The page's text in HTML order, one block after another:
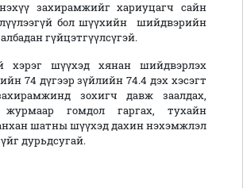
захирамжийг хариуцагч сайн
бол шүүхийн шийдвэрийн
гүйцэтгүүлсүгэй.
хэрэг шүүхэд хянан шийдвэрлэх
74 дүгээр зүйлийн 74.4 дэх хэсэгт
зохигч давж заалдах,
журмаар гомдол гаргах, тухайн
шатны шүүхэд дахин нэхэмжлэл
дурьдсугай.